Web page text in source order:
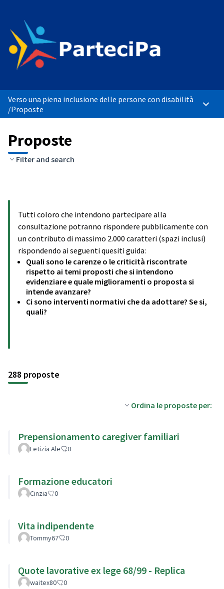
Verso una piena inclusione delle persone con disabilità
/Proposte
Proposte
Filter and search
Tutti coloro che intendono partecipare alla
consultazione potranno rispondere pubblicamente con
un contributo di massimo 2.000 caratteri (spazi inclusi)
rispondendo ai seguenti quesiti guida:
Quali sono le carenze o le criticità riscontrate
rispetto ai temi proposti che si intendono
evidenziare e quale miglioramenti o proposta si
intende avanzare?
Ci sono interventi normativi che da adottare? Se si,
quali?
288 proposte
Ordina le proposte per:
Prepensionamento caregiver familiari
Letizia Ale 0
Formazione educatori
Cinzia 0
Vita indipendente
Tommy67 0
Quote lavorative ex lege 68/99 - Replica
waitex80 0